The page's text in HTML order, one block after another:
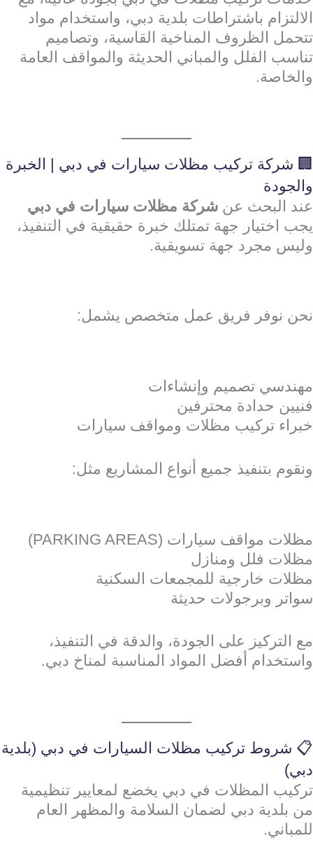
الالتزام باشتراطات بلدية دبي، واستخدام مواد
تتحمل الظروف المناخية القاسية، وتصاميم
تناسب الفلل والمباني الحديثة والمواقف العامة
والخاصة.
🏢 شركة تركيب مظلات سيارات في دبي | الخبرة
والجودة
عند البحث عن شركة مظلات سيارات في دبي
يجب اختيار جهة تمتلك خبرة حقيقية في التنفيذ،
وليس مجرد جهة تسويقية.
نحن نوفر فريق عمل متخصص يشمل:
مهندسي تصميم وإنشاءات
فنيين حدادة محترفين
خبراء تركيب مظلات ومواقف سيارات
ونقوم بتنفيذ جميع أنواع المشاريع مثل:
مظلات مواقف سيارات (PARKING AREAS)
مظلات فلل ومنازل
مظلات خارجية للمجمعات السكنية
سواتر وبرجولات حديثة
مع التركيز على الجودة، والدقة في التنفيذ،
واستخدام أفضل المواد المناسبة لمناخ دبي.
📋 شروط تركيب مظلات السيارات في دبي (بلدية
دبي)
تركيب المظلات في دبي يخضع لمعايير تنظيمية
من بلدية دبي لضمان السلامة والمظهر العام
للمباني.